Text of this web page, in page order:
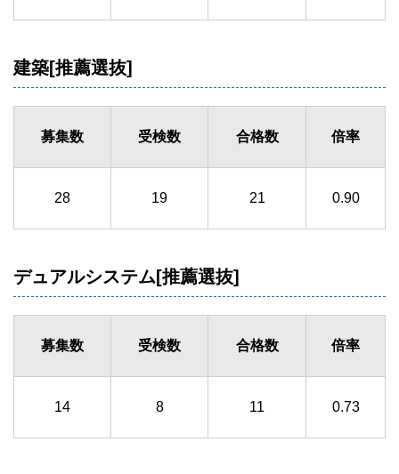
建築[推薦選抜]
募集数 受検数 合格数 倍率
28 19 21 0.90
デュアルシステム[推薦選抜]
募集数 受検数 合格数 倍率
14 8 11 0.73